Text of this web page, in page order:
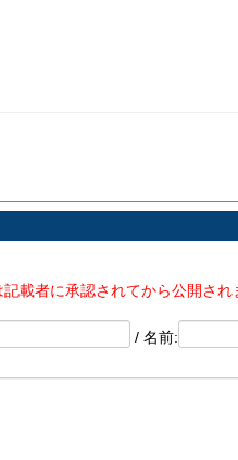
載者に承認されてから公開され
/ 名前: